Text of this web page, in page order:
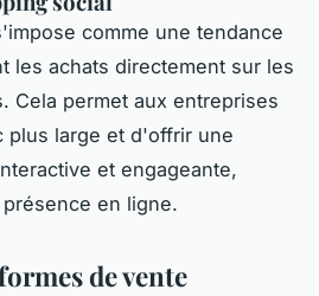
comme une tendance
les achats directement sur les
Cela permet aux entreprises
plus large et d'offrir une
et engageante,
en ligne.
de vente